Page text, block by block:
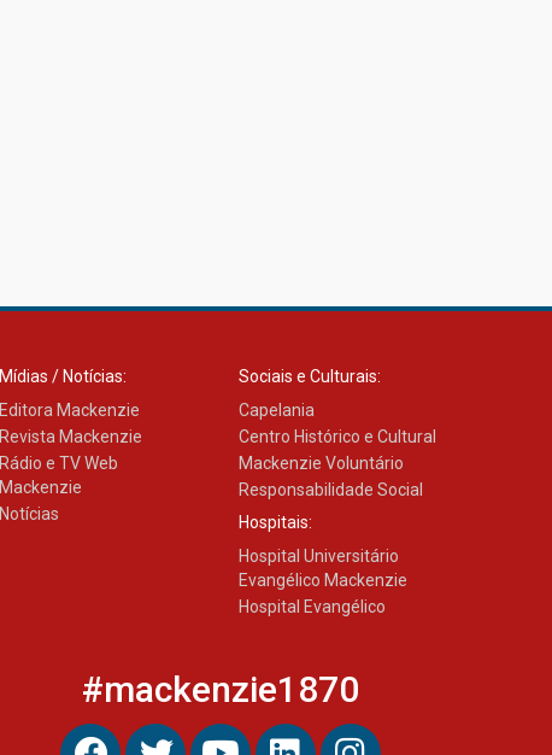
Mídias / Notícias:
Editora Mackenzie
Revista Mackenzie
Rádio e TV Web
Mackenzie
Notícias
Sociais e Culturais:
Capelania
Centro Histórico e Cultural
Mackenzie Voluntário
Responsabilidade Social
Hospitais:
Hospital Universitário
Evangélico Mackenzie
Hospital Evangélico
#mackenzie1870